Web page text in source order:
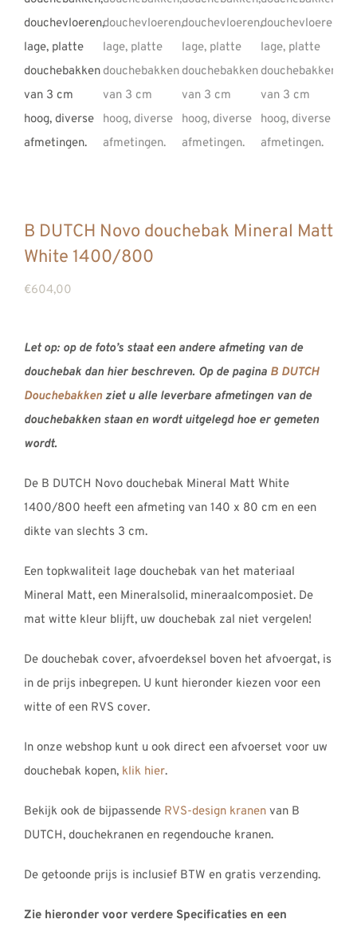
INFO
CONTACT
B DUTCH Novo douchebak Mineral Matt
White 1400/800
€604,00
Let op: op de foto’s staat een andere afmeting van de
douchebak dan hier beschreven. Op de pagina B DUTCH
Douchebakkenziet u alle leverbare afmetingen van de
douchebakken staan en wordt uitgelegd hoe er gemeten
wordt.
De B DUTCH Novo douchebak Mineral Matt White
1400/800 heeft een afmeting van 140 x 80 cm en een
dikte van slechts 3 cm.
Een topkwaliteit lage douchebak van het materiaal
Mineral Matt, een Mineralsolid, mineraalcomposiet. De
mat witte kleur blijft, uw douchebak zal niet vergelen!
De douchebak cover, afvoerdeksel boven het afvoergat, is
in de prijs inbegrepen. U kunt hieronder kiezen voor een
witte of een RVS cover.
In onze webshop kunt u ook direct een afvoerset voor uw
douchebak kopen, klik hier.
Bekijk ook de bijpassende RVS-design kranen van B
DUTCH, douchekranen en regendouche kranen.
De getoonde prijs is inclusief BTW en gratis verzending.
Zie hieronder voor verdere Specificaties en een